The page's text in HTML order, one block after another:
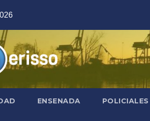
ENSENADA POLICIALES